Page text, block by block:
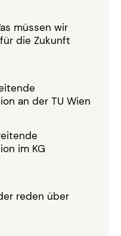
müssen wir
die Zukunft
an der TU Wien
im KG
reden über